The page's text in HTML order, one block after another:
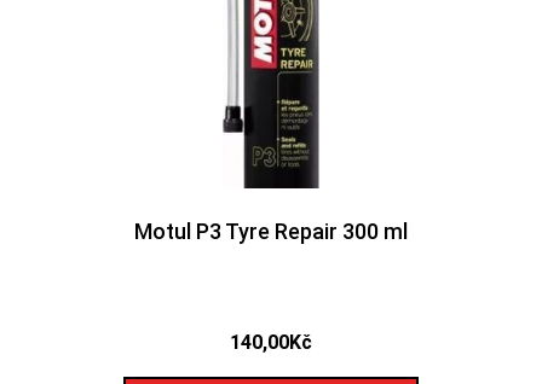
Motul P3 Tyre Repair 300 ml
140,00Kč